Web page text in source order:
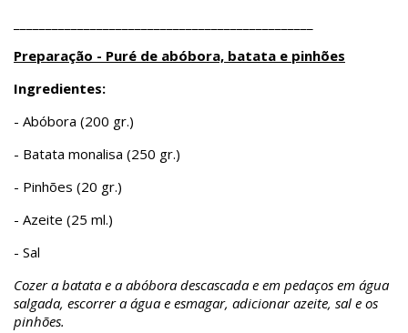
Preparação - Puré de abóbora, batata e pinhões
Ingredientes:
- Abóbora (200 gr.)
- Batata monalisa (250 gr.)
- Pinhões (20 gr.)
- Azeite (25 ml.)
- Sal
Cozer a batata e a abóbora descascada e em pedaços em água
salgada, escorrer a água e esmagar, adicionar azeite, sal e os
pinhões.